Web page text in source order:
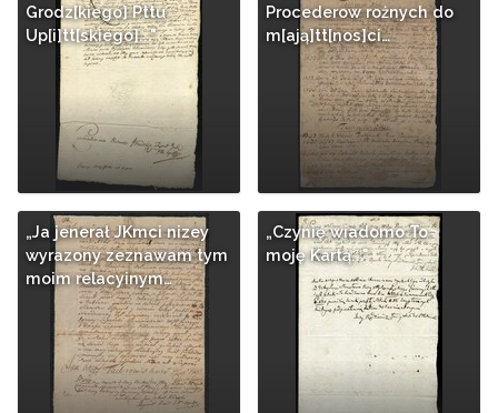
Grodz[kiego] Pttu
Up[i]tt[skiego]..."
Procederow rożnych do
m[ają]tt[nos]ci…
„Ja jenerał JKmci nizey
wyrazony zeznawam tym
moim relacyinym…
„Czynię wiadomo To
moję Kartą..."